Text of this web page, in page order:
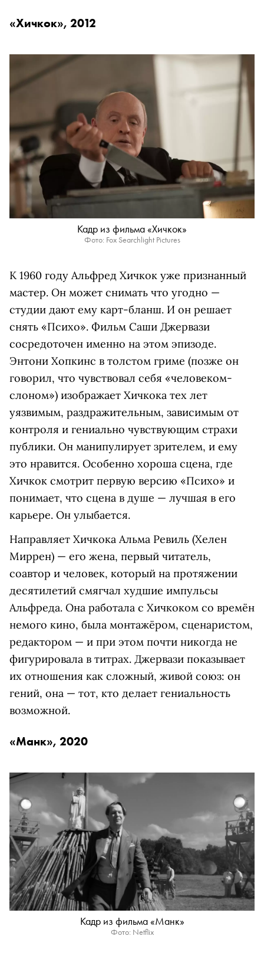
«Хичкок», 2012
Кадр из фильма «Хичкок»
Фото: Fox Searchlight Pictures
К 1960 году Альфред Хичкок уже признанный
мастер. Он может снимать что угодно —
студии дают ему карт-бланш. И он решает
снять «Психо». Фильм Саши Джервази
сосредоточен именно на этом эпизоде.
Энтони Хопкинс в толстом гриме (позже он
говорил, что чувствовал себя «человеком-
слоном») изображает Хичкока тех лет
уязвимым, раздражительным, зависимым от
контроля и гениально чувствующим страхи
публики. Он манипулирует зрителем, и ему
это нравится. Особенно хороша сцена, где
Хичкок смотрит первую версию «Психо» и
понимает, что сцена в душе — лучшая в его
карьере. Он улыбается.
Направляет Хичкока Альма Ревиль (Хелен
Миррен) — его жена, первый читатель,
соавтор и человек, который на протяжении
десятилетий смягчал худшие импульсы
Альфреда. Она работала с Хичкоком со времён
немого кино, была монтажёром, сценаристом,
редактором — и при этом почти никогда не
фигурировала в титрах. Джервази показывает
их отношения как сложный, живой союз: он
гений, она — тот, кто делает гениальность
возможной.
«Манк», 2020
Кадр из фильма «Манк»
Фото: Netflix